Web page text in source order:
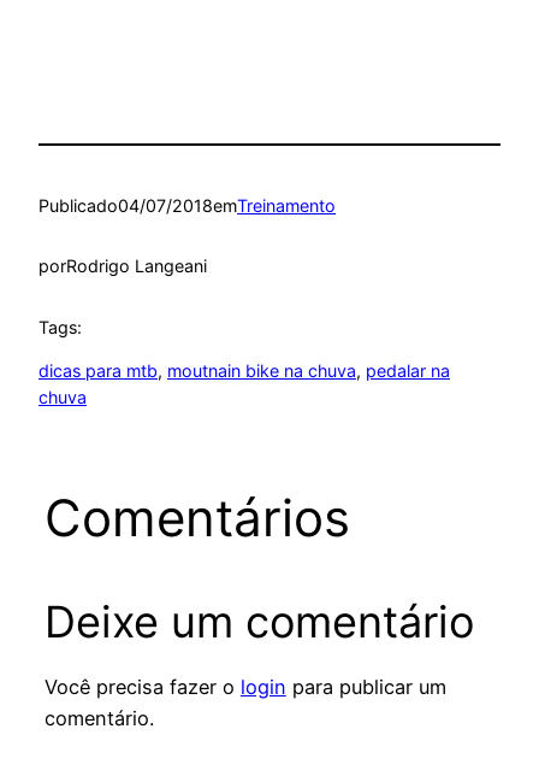
Publicado04/07/2018emTreinamento
porRodrigo Langeani
Tags:
dicas para mtb, moutnain bike na chuva, pedalar na
chuva
Comentários
Deixe um comentário
Você precisa fazer o login para publicar um
comentário.